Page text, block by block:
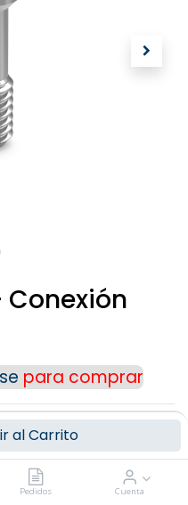
al Carrito
Pedidos Cuenta
para comprar
cerrada de
aceptan pedidos a
web.
o información
en contacto con
medios de
interés.